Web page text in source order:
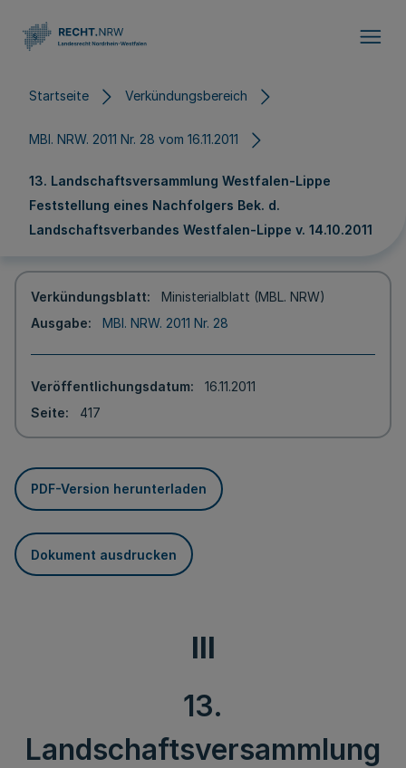
Startseite Verkündungsbereich
MBl. NRW. 2011 Nr. 28 vom 16.11.2011
13. Landschaftsversammlung Westfalen-Lippe
Feststellung eines Nachfolgers Bek. d.
Landschaftsverbandes Westfalen-Lippe v. 14.10.2011
Verkündungsblatt
Ministerialblatt (MBL. NRW)
Ausgabe
MBl. NRW. 2011 Nr. 28
Veröffentlichungsdatum
16.11.2011
Seite
417
PDF-Version herunterladen
Dokument ausdrucken
III
13.
Landschaftsversammlung